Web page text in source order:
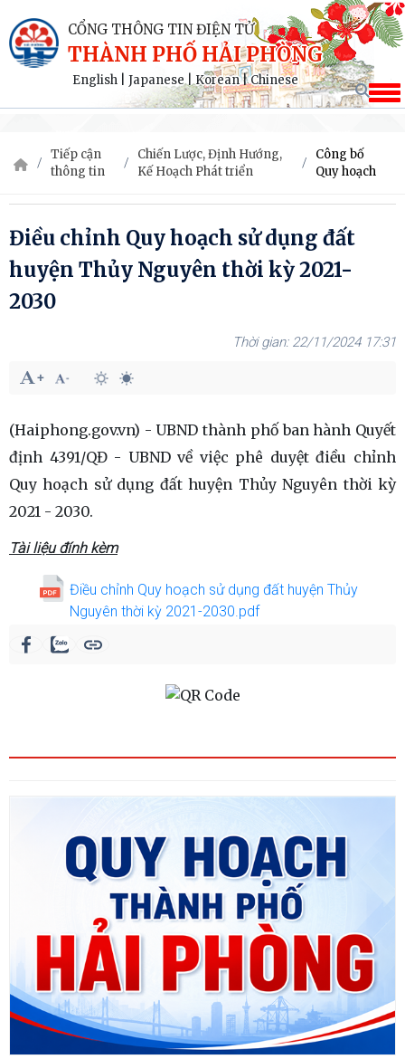
CỔNG THÔNG TIN ĐIỆN TỬ
THÀNH PHỐ HẢI PHÒNG
English Japanese|Korean|Chinese
Tiếp cận
thông tin
Chiến Lược, Định Hướng,
Kế Hoạch Phát triển
Công bố
Quy hoạch
Điều chỉnh Quy hoạch sử dụng đất
huyện Thủy Nguyên thời kỳ 2021-
2030
22/11/2024 17:31
(Haiphong.gov.vn) - UBND thành phố ban hành Quyết
định 4391/QĐ - UBND về việc phê duyệt điều chỉnh
Quy hoạch sử dụng đất huyện Thủy Nguyên thời kỳ
2021 - 2030.
Tài liệu đính kèm
Điều chỉnh Quy hoạch sử dụng đất huyện Thủy
Nguyên thời kỳ 2021-2030.pdf